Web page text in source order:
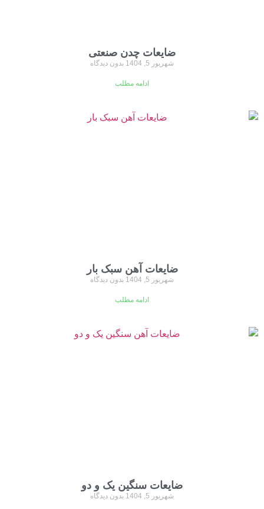
ضایعات چدن صنعتی
شهریور 5, 1404 بدون دیدگاه
ادامه مطلب
ضایعات آهن سبک بار
شهریور 5, 1404 بدون دیدگاه
ادامه مطلب
ضایعات سنگین یک و دو
شهریور 5, 1404 بدون دیدگاه